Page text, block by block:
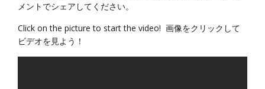
メントでシェアしてください。
Click on the picture to start the video! 画像をクリックして
ビデオを見よう！